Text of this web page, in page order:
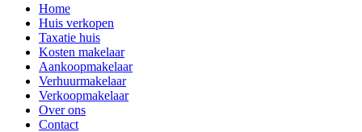
Home
Huis verkopen
Taxatie huis
Kosten makelaar
Aankoopmakelaar
Verhuurmakelaar
Verkoopmakelaar
Over ons
Contact